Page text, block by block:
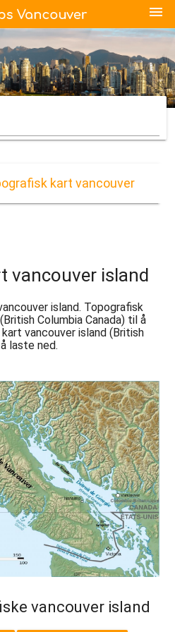
menu
kart vancouver
vancouver island
island. Topografisk
Columbia Canada) til å
vancouver island (British
laste ned.
vancouver island